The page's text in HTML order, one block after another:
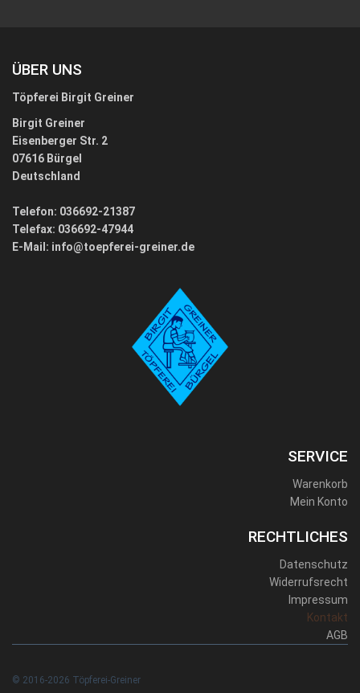
ÜBER UNS
Töpferei Birgit Greiner
Birgit Greiner
Eisenberger Str. 2
07616 Bürgel
Deutschland
Telefon: 036692-21387
Telefax: 036692-47944
E-Mail: info@toepferei-greiner.de
SERVICE
Warenkorb
Mein Konto
RECHTLICHES
Datenschutz
Widerrufsrecht
Impressum
Kontakt
AGB
© 2016-2026 Töpferei-Greiner